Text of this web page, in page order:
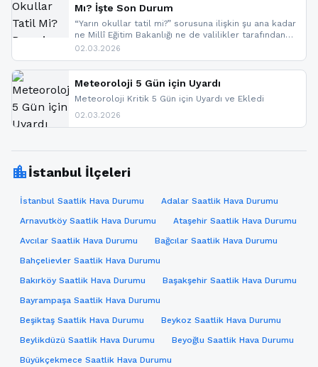
Mı? İşte Son Durum
“Yarın okullar tatil mi?” sorusuna ilişkin şu ana kadar
ne Millî Eğitim Bakanlığı ne de valilikler tarafından
yapılmış resmi bir tatil açıklaması bulunmamaktadır.
paylaşacağız. En hızlı şekilde haberdar olmak için
sitemizi takip edebilir ve bildirimleri açabilirsiniz.
02.03.2026
Meteoroloji 5 Gün için Uyardı
Meteoroloji Kritik 5 Gün için Uyardı ve Ekledi
02.03.2026
location_cityİstanbul İlçeleri
İstanbul Saatlik Hava Durumu
Adalar Saatlik Hava Durumu
Arnavutköy Saatlik Hava Durumu
Ataşehir Saatlik Hava Durumu
Avcılar Saatlik Hava Durumu
Bağcılar Saatlik Hava Durumu
Bahçelievler Saatlik Hava Durumu
Bakırköy Saatlik Hava Durumu
Başakşehir Saatlik Hava Durumu
Bayrampaşa Saatlik Hava Durumu
Beşiktaş Saatlik Hava Durumu
Beykoz Saatlik Hava Durumu
Beylikdüzü Saatlik Hava Durumu
Beyoğlu Saatlik Hava Durumu
Büyükçekmece Saatlik Hava Durumu